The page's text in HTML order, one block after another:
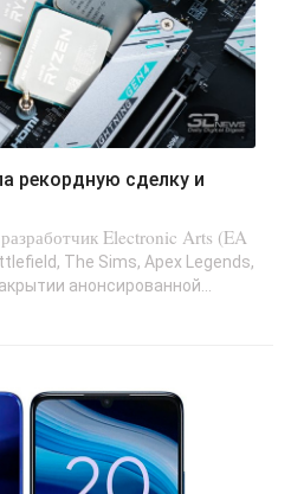
Electronic Arts (EA
The Sims, Apex Legends,
анонсированной...